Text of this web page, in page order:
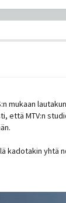
mukaan
että MTV:n
kadotakin yhtä